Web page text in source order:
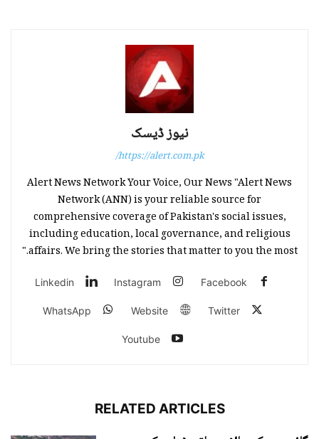
نیوز ڈیسک
https://alert.com.pk/
Alert News Network Your Voice, Our News "Alert News
Network (ANN) is your reliable source for
comprehensive coverage of Pakistan's social issues,
including education, local governance, and religious
affairs. We bring the stories that matter to you the most."
Facebook
Instagram
Linkedin
Twitter
Website
WhatsApp
Youtube
RELATED ARTICLES